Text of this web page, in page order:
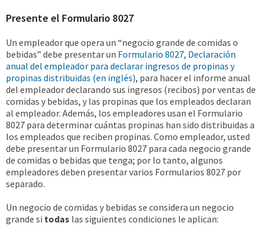
Presente el Formulario 8027
Un empleador que opera un “negocio grande de comidas o
bebidas” debe presentar un Formulario 8027, Declaración
anual del empleador para declarar ingresos de propinas y
propinas distribuidas (en inglés), para hacer el informe anual
del empleador declarando sus ingresos (recibos) por ventas de
comidas y bebidas, y las propinas que los empleados declaran
al empleador. Además, los empleadores usan el Formulario
8027 para determinar cuántas propinas han sido distribuidas a
los empleados que reciben propinas. Como empleador, usted
debe presentar un Formulario 8027 para cada negocio grande
de comidas o bebidas que tenga; por lo tanto, algunos
empleadores deben presentar varios Formularios 8027 por
separado.
Un negocio de comidas y bebidas se considera un negocio
grande si todas las siguientes condiciones le aplican: